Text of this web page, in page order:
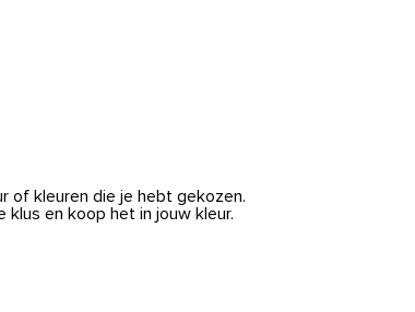
of kleuren die je hebt gekozen.
en koop het in jouw kleur.